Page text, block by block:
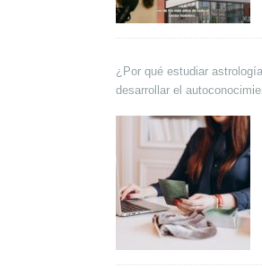
¿Por qué estudiar
desarrollar el